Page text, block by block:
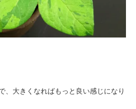
、大きくなればもっと良い感じになり